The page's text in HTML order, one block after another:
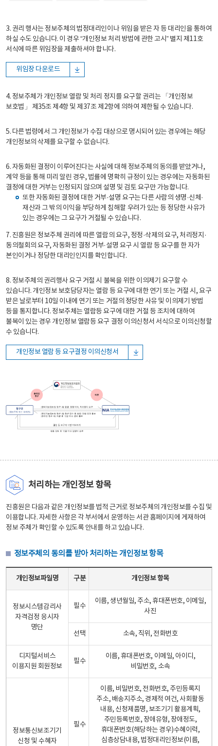
3. 권리 행사는 정보주체의 법정대리인이나 위임을 받은 자 등 대리인을 통하여
하실 수도 있습니다. 이 경우 “개인정보 처리 방법에 관한 고시” 별지 제11호
서식에 따른 위임장을 제출하셔야 합니다.
위임장 다운로드
4. 정보주체가 개인정보 열람 및 처리 정지를 요구할 권리는 「개인정보
보호법」 제35조 제4항 및 제37조 제2항에 의하여 제한될 수 있습니다.
5. 다른 법령에서 그 개인정보가 수집 대상으로 명시되어 있는 경우에는 해당
개인정보의 삭제를 요구할 수 없습니다.
6. 자동화된 결정이 이루어진다는 사실에 대해 정보주체의 동의를 받았거나,
계약 등을 통해 미리 알린 경우, 법률에 명확히 규정이 있는 경우에는 자동화된
결정에 대한 거부는 인정되지 않으며 설명 및 검토 요구만 가능합니다.
또한 자동화된 결정에 대한 거부·설명 요구는 다른 사람의 생명·신체·
재산과 그 밖의 이익을 부당하게 침해할 우려가 있는 등 정당한 사유가
있는 경우에는 그 요구가 거절될 수 있습니다.
7. 진흥원은 정보주체 권리에 따른 열람의 요구, 정정·삭제의 요구, 처리정지·
동의철회의 요구, 자동화된 결정 거부·설명 요구 시 열람 등 요구를 한 자가
본인이거나 정당한 대리인인지를 확인합니다.
8. 정보주체의 권리행사 요구 거절 시 불복을 위한 이의제기 요구할 수
있습니다. 개인정보 보호담당자는 열람 등 요구에 대한 연기 또는 거절 시, 요구
받은 날로부터 10일 이내에 연기 또는 거절의 정당한 사유 및 이의제기 방법
등을 통지합니다. 정보주체는 열람등 요구에 대한 거절 등 조치에 대하여
불복이 있는 경우 개인정보 열람등 요구 결정 이의신청서 서식으로 이의신청할
수 있습니다.
개인정보 열람 등 요구결정 이의신청서
처리하는 개인정보 항목
진흥원은 다음과 같은 개인정보를 법적 근거로 정보주체의 개인정보를 수집 및
이용합니다. 자세한 사항은 각 부서에서 운영하는 서관 홈페이지에 게재하여
정보 주체가 확인할 수 있도록 안내를 하고 있습니다.
정보주체의 동의를 받아 처리하는 개인정보 항목
개인정보파일명 구분 개인정보 항목
정보시스템감리사
자격검정 응시자
명단
필수
이름, 생년월일, 주소, 휴대폰번호, 이메일,
사진
선택 소속, 직위, 전화번호
디지털서비스
이용지원 회원정보
필수
이름, 휴대폰번호, 이메일, 아이디,
비밀번호, 소속
정보통신보조기기
신청 및 수혜자
필수
이름, 비밀번호, 전화번호, 주민등록지
주소, 배송지주소, 경제적 여건, 사회활동
내용, 신청제품명, 보조기기 활용계획,
주민등록번호, 장애유형, 장애정도,
휴대폰번호(해당하는 경우)수혜이력,
심층상담내용, 법정대리인정보(이름,